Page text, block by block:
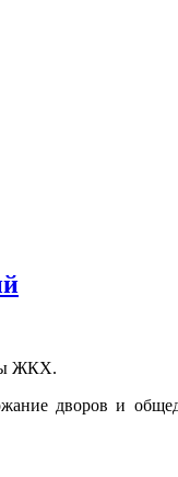
ЖКХ.
дворов и